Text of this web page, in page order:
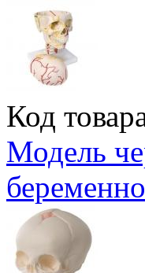
Код
Модель